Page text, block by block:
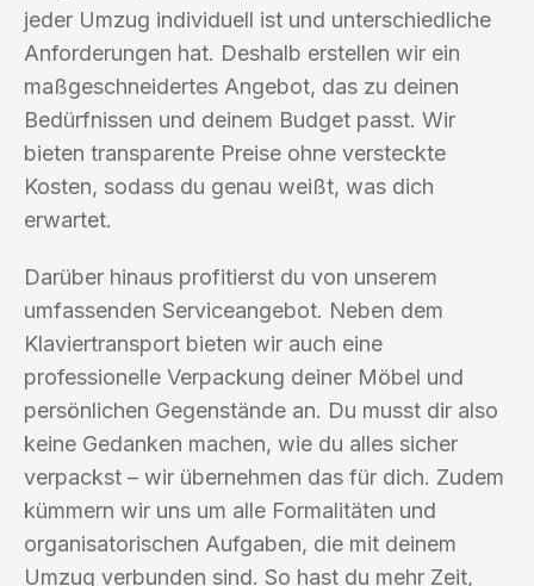
jeder Umzug individuell ist und unterschiedliche
Anforderungen hat. Deshalb erstellen wir ein
maßgeschneidertes Angebot, das zu deinen
Bedürfnissen und deinem Budget passt. Wir
bieten transparente Preise ohne versteckte
Kosten, sodass du genau weißt, was dich
erwartet.
Darüber hinaus profitierst du von unserem
umfassenden Serviceangebot. Neben dem
Klaviertransport bieten wir auch eine
professionelle Verpackung deiner Möbel und
persönlichen Gegenstände an. Du musst dir also
keine Gedanken machen, wie du alles sicher
verpackst – wir übernehmen das für dich. Zudem
kümmern wir uns um alle Formalitäten und
organisatorischen Aufgaben, die mit deinem
Umzug verbunden sind. So hast du mehr Zeit,